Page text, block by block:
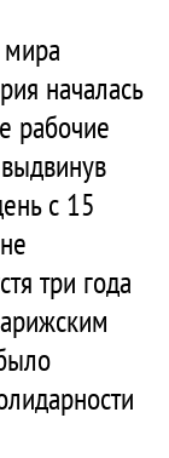
началась
рабочие
с 15
три года